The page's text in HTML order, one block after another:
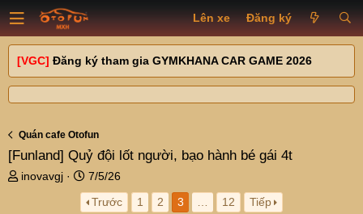
Lên xe Đăng ký
[VGC] Đăng ký tham gia GYMKHANA CAR GAME 2026
Quán cafe Otofun
[Funland] Quỷ đội lốt người, bạo hành bé gái 4t
T
inovavgj
N
g
à
7/5/26
Trước
1 2 3 12 Tiếp